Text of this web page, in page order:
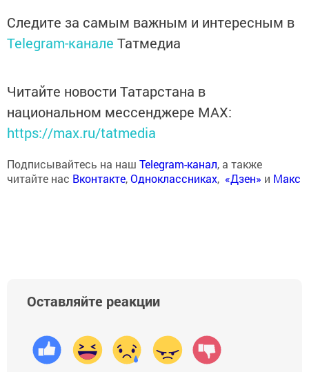
Следите за самым важным и интересным в
Telegram-канале Татмедиа
Читайте новости Татарстана в
национальном мессенджере MАХ:
https://max.ru/tatmedia
Подписывайтесь на наш Telegram-канал, а также
читайте нас Вконтакте,Одноклассниках, «Дзен» и Макс
Оставляйте реакции